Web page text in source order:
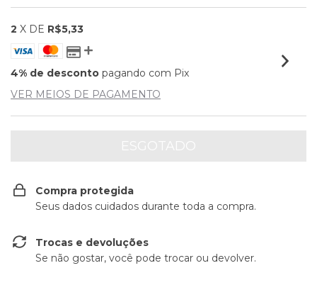
2 X DE R$5,33
4% de desconto pagando com Pix
VER MEIOS DE PAGAMENTO
Compra protegida
Seus dados cuidados durante toda a compra.
Trocas e devoluções
Se não gostar, você pode trocar ou devolver.